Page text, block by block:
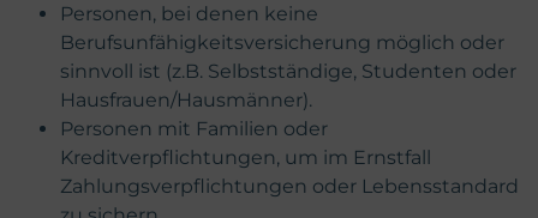
Personen, bei denen keine
Berufsunfähigkeitsversicherung möglich oder
sinnvoll ist (z.B. Selbstständige, Studenten oder
Hausfrauen/Hausmänner).
Personen mit Familien oder
Kreditverpflichtungen, um im Ernstfall
Zahlungsverpflichtungen oder Lebensstandard